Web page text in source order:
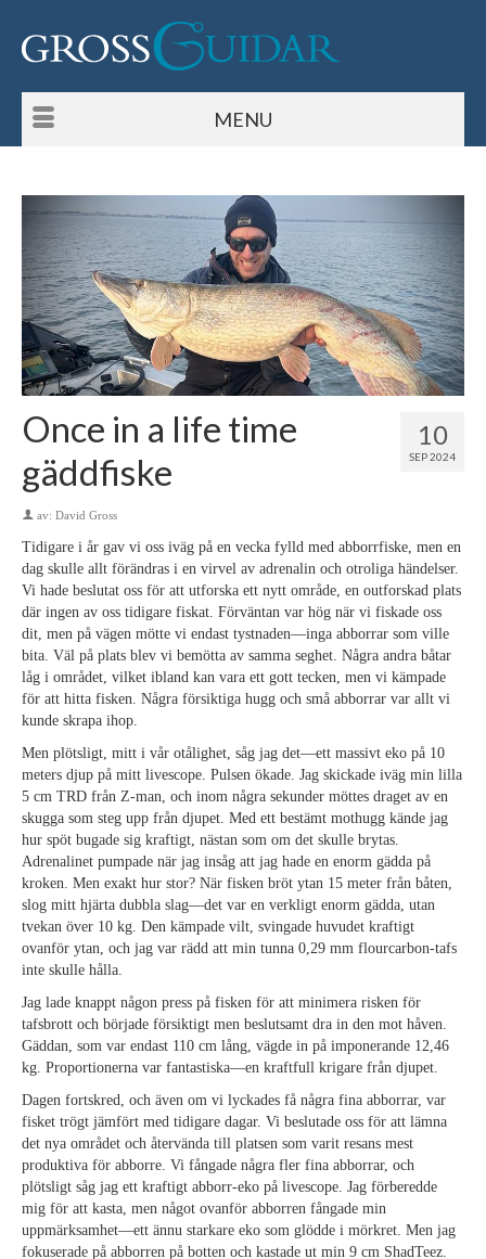
MENU
10
SEP 2024
Once in a life time
gäddfiske
av: David Gross
Tidigare i år gav vi oss iväg på en vecka fylld med abborrfiske, men en
dag skulle allt förändras i en virvel av adrenalin och otroliga händelser.
Vi hade beslutat oss för att utforska ett nytt område, en outforskad plats
där ingen av oss tidigare fiskat. Förväntan var hög när vi fiskade oss
dit, men på vägen mötte vi endast tystnaden—inga abborrar som ville
bita. Väl på plats blev vi bemötta av samma seghet. Några andra båtar
låg i området, vilket ibland kan vara ett gott tecken, men vi kämpade
för att hitta fisken. Några försiktiga hugg och små abborrar var allt vi
kunde skrapa ihop.
Men plötsligt, mitt i vår otålighet, såg jag det—ett massivt eko på 10
meters djup på mitt livescope. Pulsen ökade. Jag skickade iväg min lilla
5 cm TRD från Z-man, och inom några sekunder möttes draget av en
skugga som steg upp från djupet. Med ett bestämt mothugg kände jag
hur spöt bugade sig kraftigt, nästan som om det skulle brytas.
Adrenalinet pumpade när jag insåg att jag hade en enorm gädda på
kroken. Men exakt hur stor? När fisken bröt ytan 15 meter från båten,
slog mitt hjärta dubbla slag—det var en verkligt enorm gädda, utan
tvekan över 10 kg. Den kämpade vilt, svingade huvudet kraftigt
ovanför ytan, och jag var rädd att min tunna 0,29 mm flourcarbon-tafs
inte skulle hålla.
Jag lade knappt någon press på fisken för att minimera risken för
tafsbrott och började försiktigt men beslutsamt dra in den mot håven.
Gäddan, som var endast 110 cm lång, vägde in på imponerande 12,46
kg. Proportionerna var fantastiska—en kraftfull krigare från djupet.
Dagen fortskred, och även om vi lyckades få några fina abborrar, var
fisket trögt jämfört med tidigare dagar. Vi beslutade oss för att lämna
det nya området och återvända till platsen som varit resans mest
produktiva för abborre. Vi fångade några fler fina abborrar, och
plötsligt såg jag ett kraftigt abborr-eko på livescope. Jag förberedde
mig för att kasta, men något ovanför abborren fångade min
uppmärksamhet—ett ännu starkare eko som glödde i mörkret. Men jag
fokuserade på abborren på botten och kastade ut min 9 cm ShadTeez.